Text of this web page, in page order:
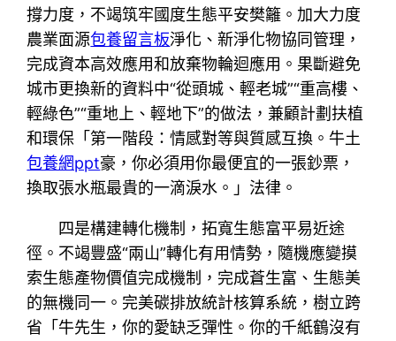
撐力度，不竭筑牢國度生態平安樊籬。加大力度
農業面源包養留言板淨化、新淨化物協同管理，
完成資本高效應用和放棄物輪迴應用。果斷避免
城市更換新的資料中“從頭城、輕老城”“重高樓、
輕綠色”“重地上、輕地下”的做法，兼顧計劃扶植
和環保「第一階段：情感對等與質感互換。牛土
包養網ppt豪，你必須用你最便宜的一張鈔票，
換取張水瓶最貴的一滴淚水。」法律。
四是構建轉化機制，拓寬生態富平易近途
徑。不竭豐盛“兩山”轉化有用情勢，隨機應變摸
索生態產物價值完成機制，完成蒼生富、生態美
的無機同一。完美碳排放統計核算系統，樹立跨
省「牛先生，你的愛缺乏彈性。你的千紙鶴沒有